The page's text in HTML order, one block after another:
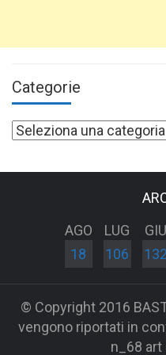
Categorie
Categorie
AGO
18
LUG
106
GIU
132
© Copyright 2016
vengono riportati in
n_68 art